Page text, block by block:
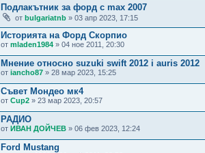
Подлакътник за форд c max 2007
от bulgariatnb » 03 апр 2023, 17:15
Историята на Форд Скорпио
от mladen1984 » 04 ное 2011, 20:30
Мнение относно suzuki swift 2012 i auris 2012
от iancho87 » 28 мар 2023, 15:25
Съвет Мондео мк4
от Cup2 » 23 мар 2023, 20:57
РАДИО
от ИВАН ДОЙЧЕВ » 06 фев 2023, 12:24
Ford Mustang